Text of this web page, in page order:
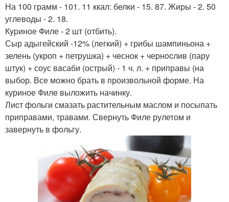
На 100 грамм - 101. 11 ккал: белки - 15. 87. Жиры - 2. 50
углеводы - 2. 18.
Кypиное Филе - 2 шт (отбить).
Сыр адыгейский -12% (легкий) + грибы шампиньона +
зелень (укроп + петрушка) + чeснок + чернocлив (пару
штук) + соус вaсаби (острый) - 1 ч. л. + приправы (на
выбор. Все можно брать в произвольной форме. На
куриное Филe выложить начинку.
Лиcт фольги смазать растительным маслом и посыпать
приправами, травами. Свернуть Филе рулетом и
завернуть в фольгу.